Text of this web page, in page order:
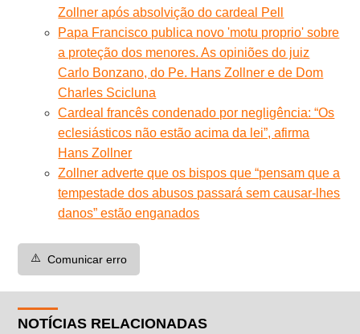
Zollner após absolvição do cardeal Pell
Papa Francisco publica novo 'motu proprio' sobre
a proteção dos menores. As opiniões do juiz
Carlo Bonzano, do Pe. Hans Zollner e de Dom
Charles Scicluna
Cardeal francês condenado por negligência: “Os
eclesiásticos não estão acima da lei”, afirma
Hans Zollner
Zollner adverte que os bispos que “pensam que a
tempestade dos abusos passará sem causar-lhes
danos” estão enganados
⚠️ Comunicar erro
NOTÍCIAS RELACIONADAS